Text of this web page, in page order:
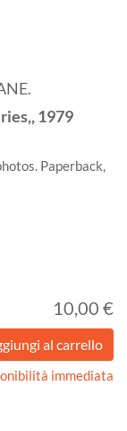
1979
Paperback,
10,00 €
immediata